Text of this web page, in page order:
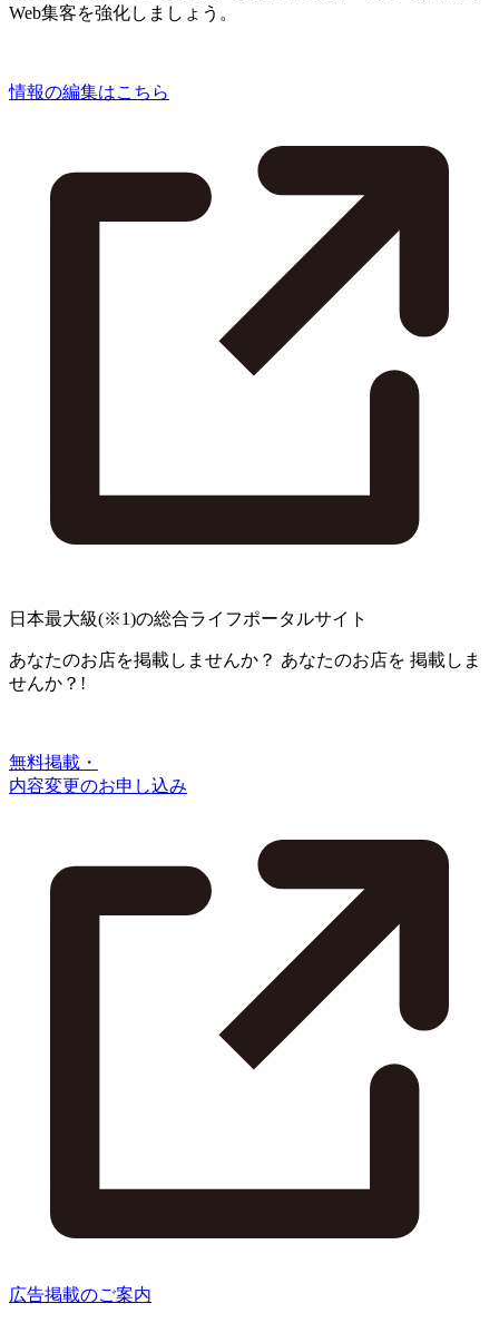
Web集客を強化しましょう。
情報の編集はこちら
日本最大級(※1)の総合ライフポータルサイト
あなたのお店を掲載しませんか？ あなたのお店を 掲載しま
せんか？!
無料掲載・
内容変更のお申し込み
広告掲載のご案内